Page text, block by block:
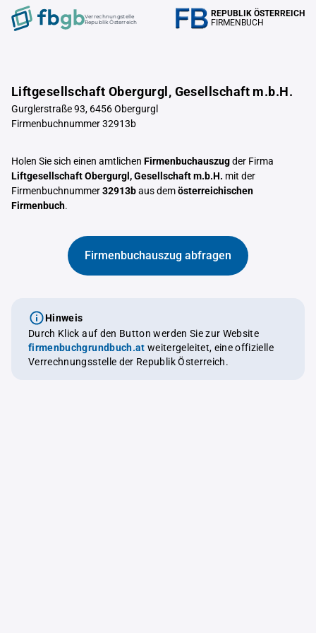
Verrechnungstelle
Republik Österreich
REPUBLIK ÖSTERREICH
FIRMENBUCH
Liftgesellschaft Obergurgl, Gesellschaft m.b.H.
Gurglerstraße 93, 6456 Obergurgl
Firmenbuchnummer 32913b
Holen Sie sich einen amtlichen Firmenbuchauszugder Firma
Liftgesellschaft Obergurgl, Gesellschaft m.b.H. mit der
Firmenbuchnummer32913baus demösterreichischen
Firmenbuch.
Firmenbuchauszug abfragen
Hinweis
Durch Klick auf den Button werden Sie zur Website
firmenbuchgrundbuch.at weitergeleitet, eine offizielle
Verrechnungsstelle der Republik Österreich.